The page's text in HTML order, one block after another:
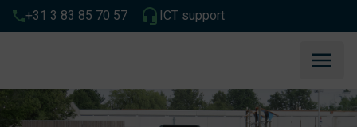
+31 3 83 85 70 57 ICT support